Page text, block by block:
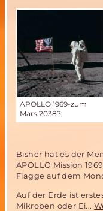
APOLLO 1969-zum
Mars 2038?
Bisher hat es der
APOLLO Mission
Flagge auf dem
Auf der Erde ist
Mikroben oder Ei...